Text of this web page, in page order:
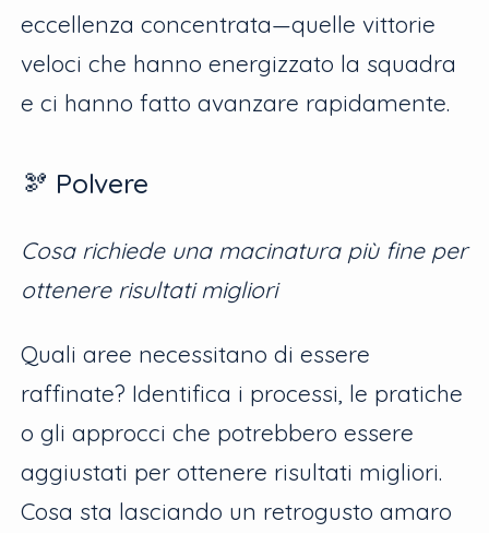
eccellenza concentrata—quelle vittorie
veloci che hanno energizzato la squadra
e ci hanno fatto avanzare rapidamente.
🫘 Polvere
Cosa richiede una macinatura più fine per
ottenere risultati migliori
Quali aree necessitano di essere
raffinate? Identifica i processi, le pratiche
o gli approcci che potrebbero essere
aggiustati per ottenere risultati migliori.
Cosa sta lasciando un retrogusto amaro